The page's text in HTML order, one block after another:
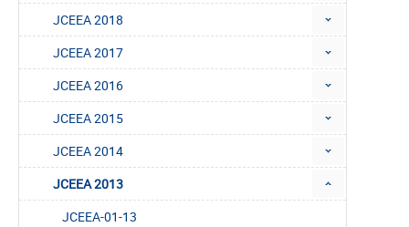
JCEEA 2018
JCEEA 2017
JCEEA 2016
JCEEA 2015
JCEEA 2014
JCEEA 2013
JCEEA-01-13